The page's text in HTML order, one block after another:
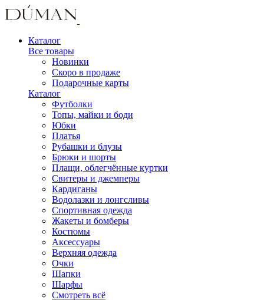
Каталог
Все товары
Новинки
Скоро в продаже
Подарочные карты
Каталог
Футболки
Топы, майки и боди
Юбки
Платья
Рубашки и блузы
Брюки и шорты
Плащи, облегчённые куртки
Свитеры и джемперы
Кардиганы
Водолазки и лонгсливы
Спортивная одежда
Жакеты и бомберы
Костюмы
Аксессуары
Верхняя одежда
Очки
Шапки
Шарфы
Смотреть всё